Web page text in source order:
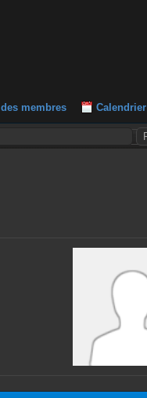
membres Calendrier